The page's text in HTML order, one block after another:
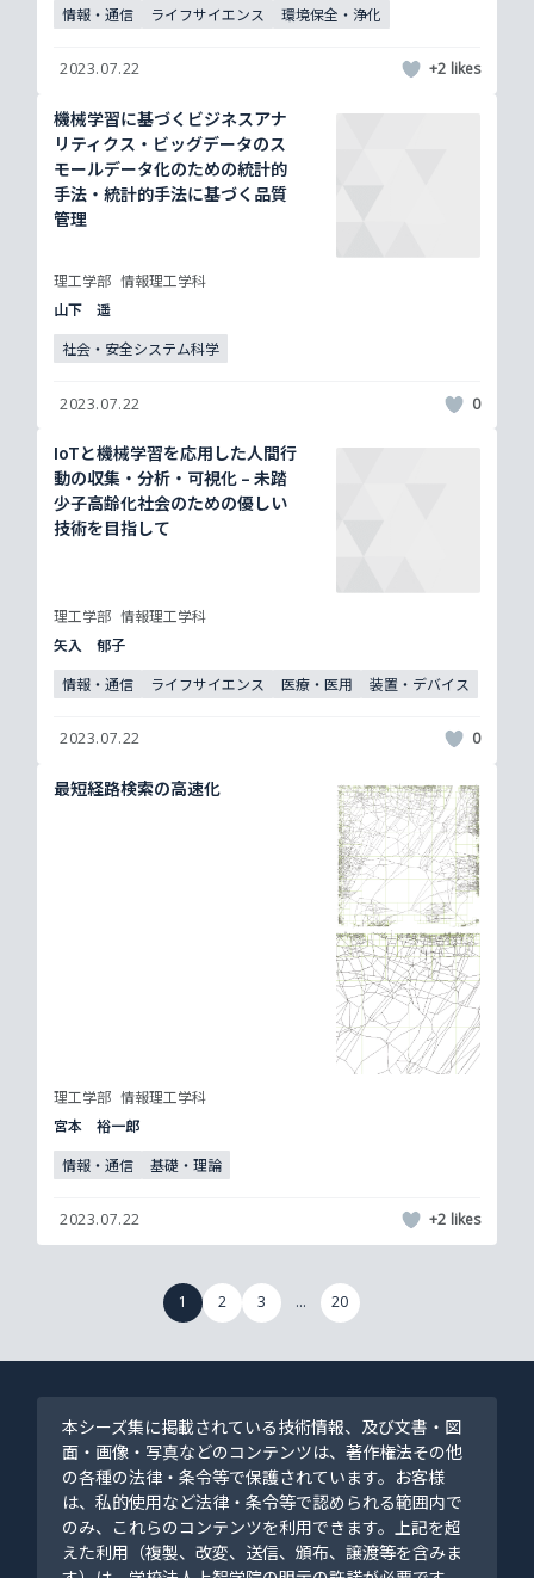
情報・通信
ライフサイエンス 環境保全・浄化
2023.07.22 +2
機械学習に基づくビジネスアナ
リティクス・ビッグデータのス
モールデータ化のための統計的
手法・統計的手法に基づく品質
管理
理工学部 情報理工学科
山下 遥
社会・安全システム科学
2023.07.22 0
IoTと機械学習を応用した人間行
動の収集・分析・可視化 – 未踏
少子高齢化社会のための優しい
技術を目指して
理工学部 情報理工学科
矢入 郁子
情報・通信
ライフサイエンス 医療・医用 装置・デバイス
2023.07.22 0
最短経路検索の高速化
理工学部 情報理工学科
宮本 裕一郎
情報・通信
基礎・理論
2023.07.22 +2
1 2 3 ... 20
本シーズ集に掲載されている技術情報、及び文書・図
面・画像・写真などのコンテンツは、著作権法その他
の各種の法律・条令等で保護されています。お客様
は、私的使用など法律・条令等で認められる範囲内で
のみ、これらのコンテンツを利用できます。上記を超
えた利用（複製、改変、送信、頒布、譲渡等を含みま